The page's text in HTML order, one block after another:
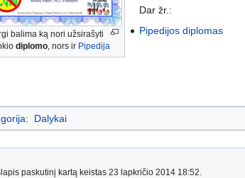
balima ką nori užsirašyti
diplomo , nors ir Pipedija
Dar žr.:
Pipedijos diplomas
: Dalykai
paskutinį kartą keistas 23 lapkričio 2014 18:52.